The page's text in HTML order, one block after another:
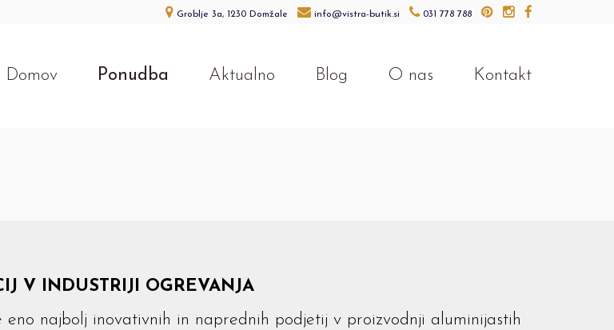
031 778 788
info@vistra-butik.si
Groblje 3a, 1230 Domžale
Domov Ponudba Aktualno Blog O nas Kontakt
V INDUSTRIJI OGREVANJA
eno najbolj inovativnih in naprednih podjetij v proizvodnji aluminijastih